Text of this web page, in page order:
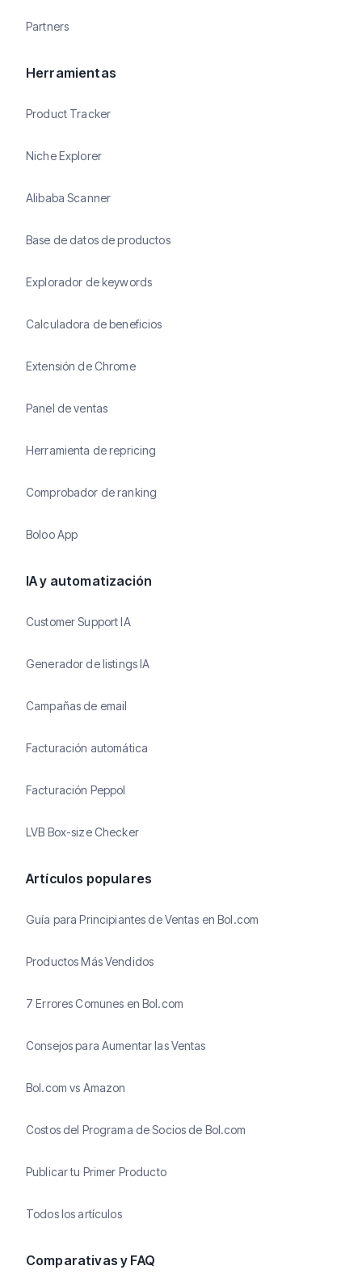
Partners
Herramientas
Product Tracker
Niche Explorer
Alibaba Scanner
Base de datos de productos
Explorador de keywords
Calculadora de beneficios
Extensión de Chrome
Panel de ventas
Herramienta de repricing
Comprobador de ranking
Boloo App
IA y automatización
Customer Support IA
Generador de listings IA
Campañas de email
Facturación automática
Facturación Peppol
LVB Box-size Checker
Artículos populares
Guía para Principiantes de Ventas en Bol.com
Productos Más Vendidos
7 Errores Comunes en Bol.com
Consejos para Aumentar las Ventas
Bol.com vs Amazon
Costos del Programa de Socios de Bol.com
Publicar tu Primer Producto
Todos los artículos
Comparativas y FAQ